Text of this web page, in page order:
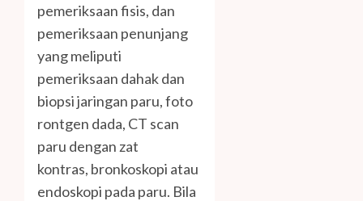
pemeriksaan fisis, dan
pemeriksaan penunjang
yang meliputi
pemeriksaan dahak dan
biopsi jaringan paru, foto
rontgen dada, CT scan
paru dengan zat
kontras, bronkoskopi atau
endoskopi pada paru. Bila